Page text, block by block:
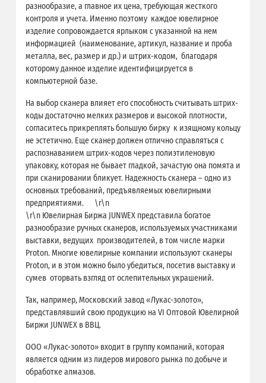
разнообразие, а главное их цена, требующая жесткого
контроля и учета. Именно поэтому каждое ювелирное
изделие сопровождается ярлыком с указанной на нем
информацией (наименование, артикул, название и проба
металла, вес, размер и др.) и штрих-кодом, благодаря
которому данное изделие идентифицируется в
компьютерной базе.
На выбор сканера влияет его способность считывать штрих-
коды достаточно мелких размеров и высокой плотности,
согласитесь прикреплять большую бирку к изящному кольцу
не эстетично. Еще сканер должен отлично справляться с
распознаванием штрих-кодов через полиэтиленовую
упаковку, которая не бывает гладкой, зачастую она помята и
при сканировании бликует. Надежность сканера – одно из
основных требований, предъявляемых ювелирными
предприятиями. \r\n
\r\n Ювелирная Биржа JUNWEX представила богатое
разнообразие ручных сканеров, используемых участниками
выставки, ведущих производителей, в том числе марки
Proton. Многие ювелирные компании используют сканеры
Proton, и в этом можно было убедиться, посетив выставку и
сумев оторвать взгляд от ослепительных украшений.
Так, например, Московский завод «Лукас-золото»,
представлявший свою продукцию на VI Оптовой Ювелирной
Биржи JUNWEX в ВВЦ.
ООО «Лукас-золото» входит в группу компаний, которая
является одним из лидеров мирового рынка по добыче и
обработке алмазов.